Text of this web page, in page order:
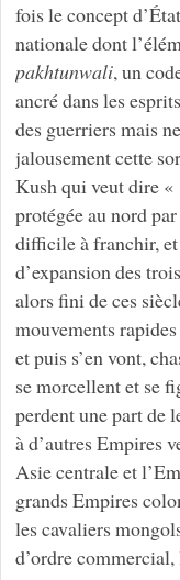
fois le concept
nationale dont
pakhtunwali, un
ancré dans les
des guerriers mais
jalousement cette
Kush qui veut dire «
protégée au nord
difficile à franchir,
d’expansion des
alors fini de ces
mouvements
et puis s’en vont,
se morcellent et se
perdent une part de
à d’autres Empires
Asie centrale et
grands Empires
les cavaliers
d’ordre commercial,